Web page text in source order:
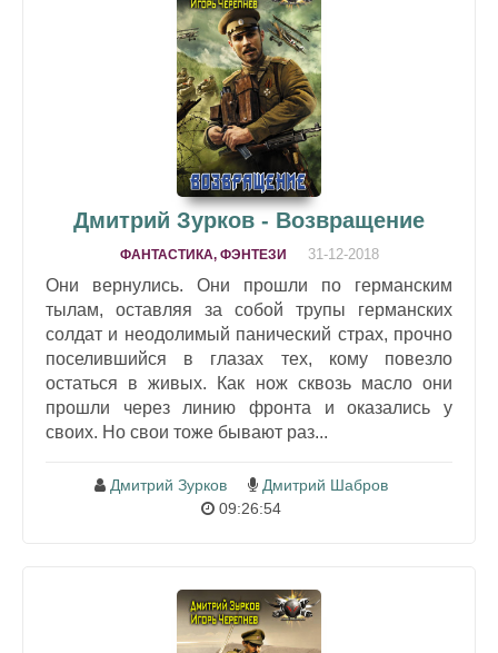
Дмитрий Зурков - Возвращение
ФАНТАСТИКА, ФЭНТЕЗИ 31-12-2018
Они вернулись. Они прошли по германским
тылам, оставляя за собой трупы германских
солдат и неодолимый панический страх, прочно
поселившийся в глазах тех, кому повезло
остаться в живых. Как нож сквозь масло они
прошли через линию фронта и оказались у
своих. Но свои тоже бывают раз...
Дмитрий Зурков
Дмитрий Шабров
09:26:54